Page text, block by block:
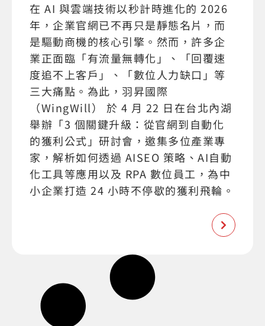
在 AI 與雲端技術以秒計時進化的 2026
年，企業官網已不再只是靜態名片，而
是驅動商機的核心引擎。然而，許多企
業正面臨「有流量無轉化」、「回覆速
度追不上客戶」、「數位人力缺口」等
三大痛點。為此，羽昇國際
（WingWill） 於 4 月 22 日在台北內湖
舉辦「3 個關鍵升級：從官網到自動化
的獲利公式」研討會，邀集多位產業專
家，解析如何透過 AISEO 策略、AI自動
化工具等應用以及 RPA 數位員工，為中
小企業打造 24 小時不停歇的獲利飛輪。